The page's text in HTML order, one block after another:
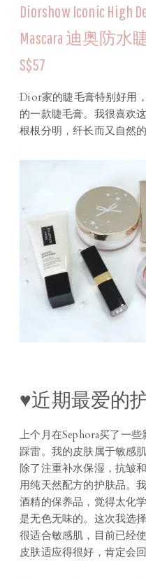
Diorshow Iconic High
Mascara 迪奥防
S$57
Dior家的睫毛膏特别好用
的一款睫毛膏。我很喜欢
根根分明，纤长而又自然
♥近期最爱的
上个月在Sephora买了一
踩雷。我的皮肤属于敏感
除了注重补水保湿，抗皱
用纯天然配方的护肤品。
酒精的保养品，觉得太化
是无色无味的。这次我选
很适合敏感肌，目前已经
皮肤适应得很好，肯定会回